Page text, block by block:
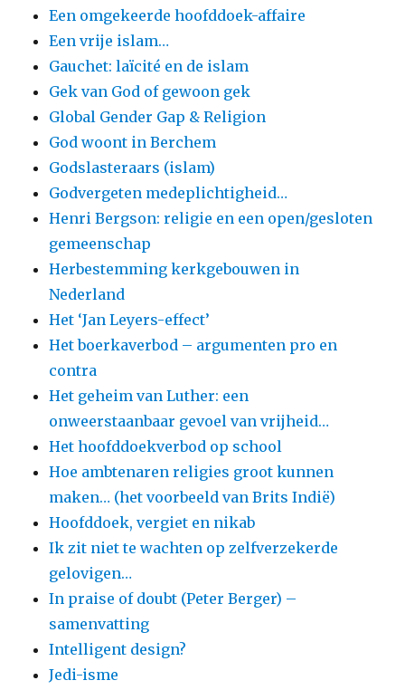
Een omgekeerde hoofddoek-affaire
Een vrije islam…
Gauchet: laïcité en de islam
Gek van God of gewoon gek
Global Gender Gap & Religion
God woont in Berchem
Godslasteraars (islam)
Godvergeten medeplichtigheid…
Henri Bergson: religie en een open/gesloten
gemeenschap
Herbestemming kerkgebouwen in
Nederland
Het ‘Jan Leyers-effect’
Het boerkaverbod – argumenten pro en
contra
Het geheim van Luther: een
onweerstaanbaar gevoel van vrijheid…
Het hoofddoekverbod op school
Hoe ambtenaren religies groot kunnen
maken… (het voorbeeld van Brits Indië)
Hoofddoek, vergiet en nikab
Ik zit niet te wachten op zelfverzekerde
gelovigen…
In praise of doubt (Peter Berger) –
samenvatting
Intelligent design?
Jedi-isme